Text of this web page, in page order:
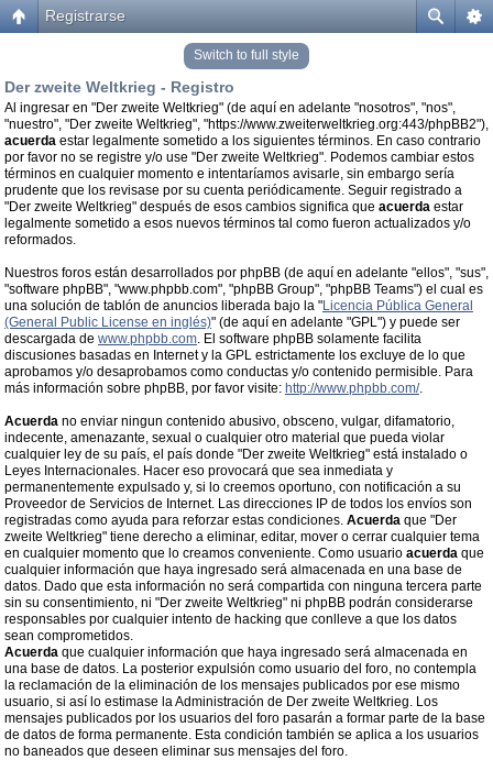
Registrarse
Switch to full style
Der zweite Weltkrieg - Registro
Al ingresar en "Der zweite Weltkrieg" (de aquí en adelante "nosotros", "nos",
"nuestro", "Der zweite Weltkrieg", "https://www.zweiterweltkrieg.org:443/phpBB2"),
acuerda estar legalmente sometido a los siguientes términos. En caso contrario
por favor no se registre y/o use "Der zweite Weltkrieg". Podemos cambiar estos
términos en cualquier momento e intentaríamos avisarle, sin embargo sería
prudente que los revisase por su cuenta periódicamente. Seguir registrado a
"Der zweite Weltkrieg" después de esos cambios significa que acuerda estar
legalmente sometido a esos nuevos términos tal como fueron actualizados y/o
reformados.
Nuestros foros están desarrollados por phpBB (de aquí en adelante "ellos", "sus",
"software phpBB", "www.phpbb.com", "phpBB Group", "phpBB Teams") el cual es
una solución de tablón de anuncios liberada bajo la "Licencia Pública General
(General Public License en inglés)" (de aquí en adelante "GPL") y puede ser
descargada de www.phpbb.com. El software phpBB solamente facilita
discusiones basadas en Internet y la GPL estrictamente los excluye de lo que
aprobamos y/o desaprobamos como conductas y/o contenido permisible. Para
más información sobre phpBB, por favor visite: http://www.phpbb.com/.
Acuerda no enviar ningun contenido abusivo, obsceno, vulgar, difamatorio,
indecente, amenazante, sexual o cualquier otro material que pueda violar
cualquier ley de su país, el país donde "Der zweite Weltkrieg" está instalado o
Leyes Internacionales. Hacer eso provocará que sea inmediata y
permanentemente expulsado y, si lo creemos oportuno, con notificación a su
Proveedor de Servicios de Internet. Las direcciones IP de todos los envíos son
registradas como ayuda para reforzar estas condiciones. Acuerda que "Der
zweite Weltkrieg" tiene derecho a eliminar, editar, mover o cerrar cualquier tema
en cualquier momento que lo creamos conveniente. Como usuario acuerda que
cualquier información que haya ingresado será almacenada en una base de
datos. Dado que esta información no será compartida con ninguna tercera parte
sin su consentimiento, ni "Der zweite Weltkrieg" ni phpBB podrán considerarse
responsables por cualquier intento de hacking que conlleve a que los datos
sean comprometidos.
Acuerda que cualquier información que haya ingresado será almacenada en
una base de datos. La posterior expulsión como usuario del foro, no contempla
la reclamación de la eliminación de los mensajes publicados por ese mismo
usuario, si así lo estimase la Administración de Der zweite Weltkrieg. Los
mensajes publicados por los usuarios del foro pasarán a formar parte de la base
de datos de forma permanente. Esta condición también se aplica a los usuarios
no baneados que deseen eliminar sus mensajes del foro.